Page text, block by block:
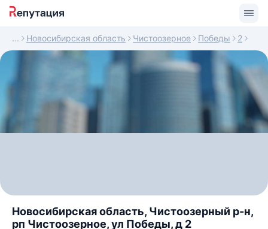
Новосибирская область Чистоозерное Победы 2
Новосибирская область, Чистоозерный р-н,
рп Чистоозерное, ул Победы, д 2